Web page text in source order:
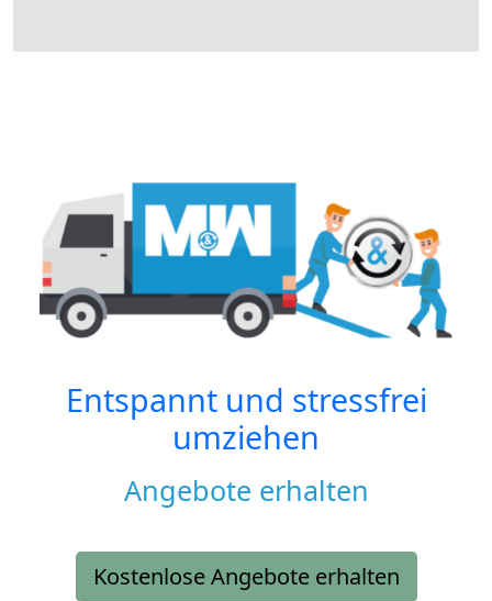
Entspannt und stressfrei
umziehen
Angebote erhalten
Kostenlose Angebote erhalten